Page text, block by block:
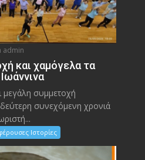
admin
και χαμόγελα τα
μεγάλη συμμετοχή
συνεχόμενη χρονιά
Ιστορίες